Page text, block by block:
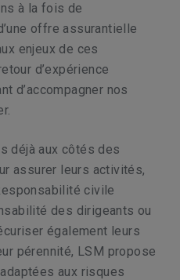
à la fois de
offre assurantielle
enjeux de ces
d’expérience
d’accompagner nos
déjà aux côtés des
assurer leurs activités,
civile
des dirigeants ou
également leurs
pérennité, LSM propose
aux risques